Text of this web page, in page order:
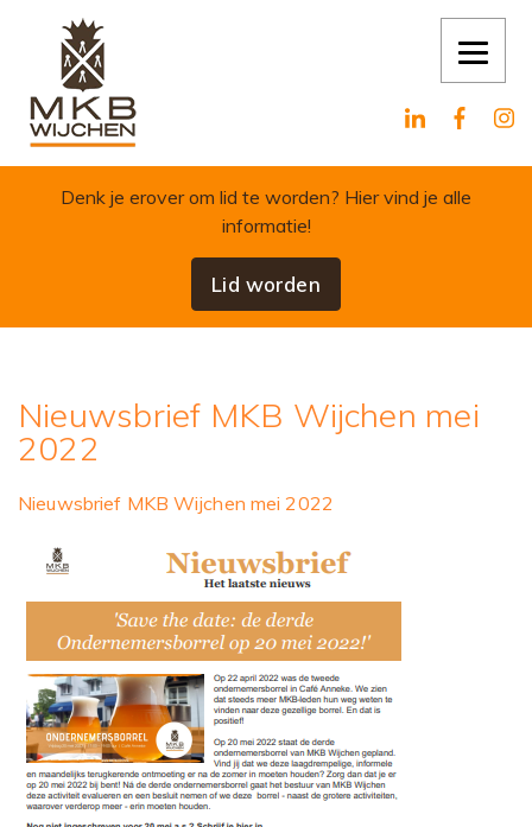
Skip to content
Denk je erover om lid te worden? Hier vind je alle
informatie!
Lid worden
Nieuwsbrief MKB Wijchen mei
2022
Nieuwsbrief MKB Wijchen mei 2022